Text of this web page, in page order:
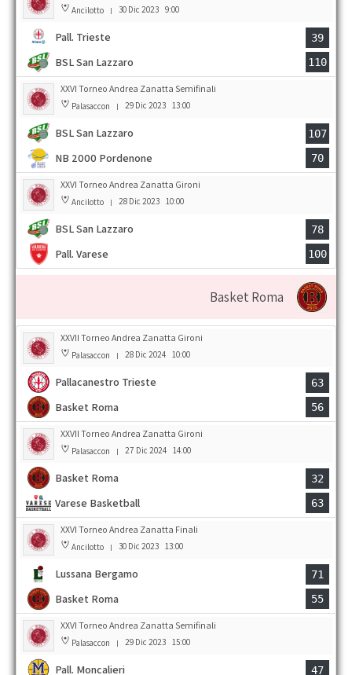
Ancilotto | 30 Dic 2023 9:00
Pall. Trieste 39
BSL San Lazzaro 110
XXVI Torneo Andrea Zanatta Semifinali
Palasaccon | 29 Dic 2023 13:00
BSL San Lazzaro 107
NB 2000 Pordenone 70
XXVI Torneo Andrea Zanatta Gironi
Ancilotto | 28 Dic 2023 10:00
BSL San Lazzaro 78
Pall. Varese 100
Basket Roma
XXVII Torneo Andrea Zanatta Gironi
Palasaccon | 28 Dic 2024 10:00
Pallacanestro Trieste 63
Basket Roma 56
XXVII Torneo Andrea Zanatta Gironi
Palasaccon | 27 Dic 2024 14:00
Basket Roma 32
Varese Basketball 63
XXVI Torneo Andrea Zanatta Finali
Ancilotto | 30 Dic 2023 13:00
Lussana Bergamo 71
Basket Roma 55
XXVI Torneo Andrea Zanatta Semifinali
Palasaccon | 29 Dic 2023 15:00
Pall. Moncalieri 47